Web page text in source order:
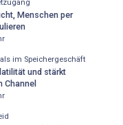
Menschen per
im Speichergeschäft
und stärkt
Channel